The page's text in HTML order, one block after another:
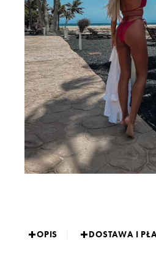
OPIS DOSTAWA I